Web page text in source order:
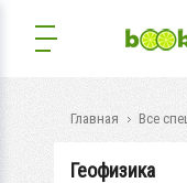
Главная Все
Геофизика